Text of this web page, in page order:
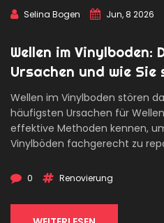
Selina Bogen Jun, 8 2026
Wellen im Vinylboden:
Ursachen und wie Sie
Wellen im Vinylboden stören
häufigsten Ursachen für
effektive Methoden kennen,
Vinylböden fachgerecht zu
0 Renovierung